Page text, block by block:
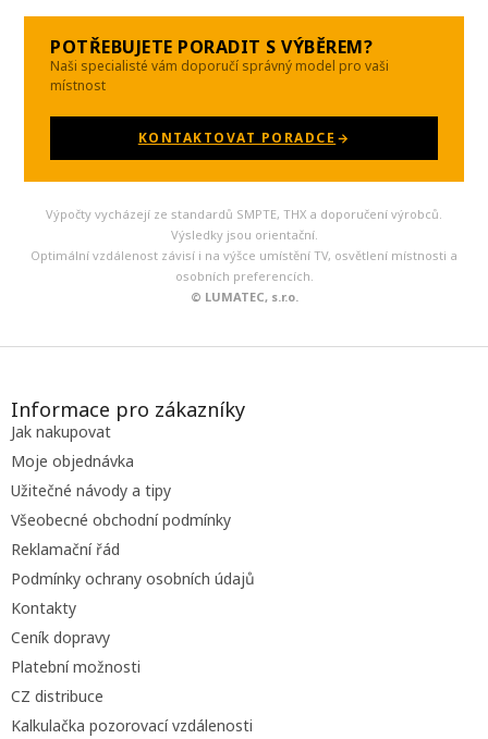
POTŘEBUJETE PORADIT S VÝBĚREM?
Naši specialisté vám doporučí správný model pro vaši
místnost
KONTAKTOVAT PORADCE
Výpočty vycházejí ze standardů SMPTE, THX a doporučení výrobců.
Výsledky jsou orientační.
Optimální vzdálenost závisí i na výšce umístění TV, osvětlení místnosti a
osobních preferencích.
© LUMATEC, s.r.o.
Z
pInformace pro zákazníky
Jak nakupovat
Moje objednávka
Užitečné návody a tipy
Všeobecné obchodní podmínky
Reklamační řád
Podmínky ochrany osobních údajů
Kontakty
Ceník dopravy
Platební možnosti
CZ distribuce
Kalkulačka pozorovací vzdálenosti